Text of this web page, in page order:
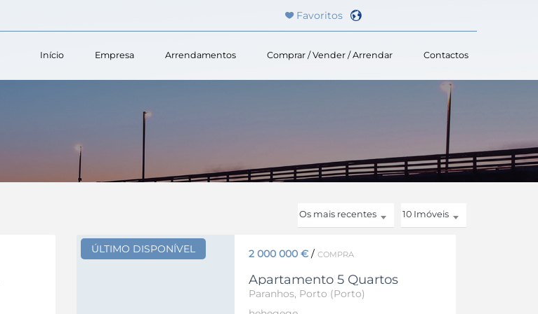
Favoritos
Início Empresa Arrendamentos Comprar / Vender / Arrendar Contactos
10 Imóveis
Os mais recentes
ÚLTIMO DISPONÍVEL 2 000 000 € / COMPRA
Apartamento 5 Quartos
Paranhos, Porto (Porto)